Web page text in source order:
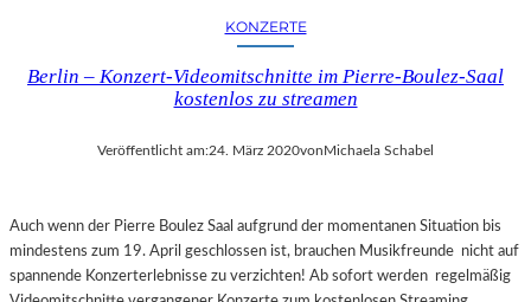
KONZERTE
Berlin – Konzert-Videomitschnitte im Pierre-Boulez-Saal
kostenlos zu streamen
Veröffentlicht am:24. März 2020vonMichaela Schabel
Auch wenn der Pierre Boulez Saal aufgrund der momentanen Situation bis
mindestens zum 19. April geschlossen ist, brauchen Musikfreunde nicht auf
spannende Konzerterlebnisse zu verzichten! Ab sofort werden regelmäßig